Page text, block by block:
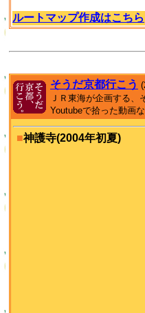
ルートマップ作成はこちら
そうだ京都行こう
ＪＲ東海が企画する、
Youtubeで拾った動画
■神護寺(2004年初夏)